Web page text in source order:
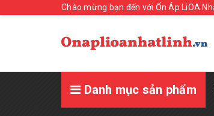
Chào mừng bạn đến với Ổn Áp LiOA
Danh mục sản phẩm